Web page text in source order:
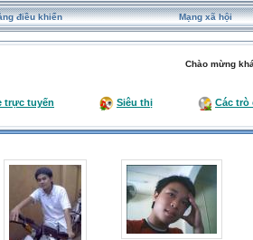
điều khiển Mạng xã hội
Chào mừng
trực tuyến Siêu thị Các trò